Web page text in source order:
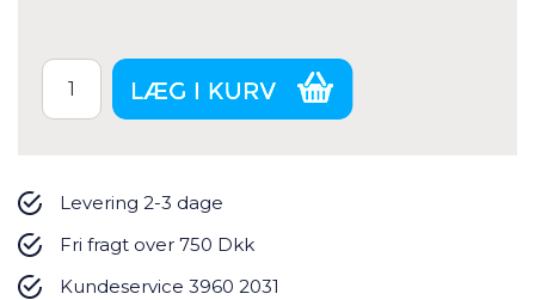
Levering 2-3 dage
Fri fragt over 750 Dkk
Kundeservice 3960 2031